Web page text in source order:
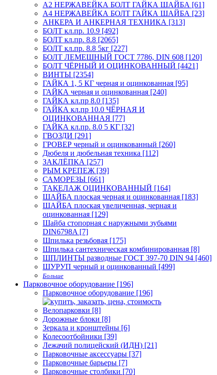
А2 НЕРЖАВЕЙКА БОЛТ ГАЙКА ШАЙБА [61]
А4 НЕРЖАВЕЙКА БОЛТ ГАЙКА ШАЙБА [23]
АНКЕРА И АНКЕРНАЯ ТЕХНИКА [313]
БОЛТ кл.пр. 10.9 [492]
БОЛТ кл.пр. 8.8 [2065]
БОЛТ кл.пр. 8.8 5кг [227]
БОЛТ ЛЕМЕШНЫЙ ГОСТ 7786, DIN 608 [120]
БОЛТ ЧЁРНЫЙ И ОЦИНКОВАННЫЙ [4421]
ВИНТЫ [2354]
ГАЙКА 1, 5 КГ черная и оцинкованная [95]
ГАЙКА черная и оцинкованная [240]
ГАЙКА кл.пр 8.0 [135]
ГАЙКА кл.пр 10.0 ЧЁРНАЯ И
ОЦИНКОВАННАЯ [77]
ГАЙКА кл.пр. 8.0 5 КГ [32]
ГВОЗДИ [291]
ГРОВЕР черный и оцинкованный [260]
Дюбеля и дюбельная техника [112]
ЗАКЛЁПКА [257]
РЫМ КРЕПЕЖ [39]
САМОРЕЗЫ [661]
ТАКЕЛАЖ ОЦИНКОВАННЫЙ [164]
ШАЙБА плоская черная и оцинкованная [183]
ШАЙБА плоская увеличенная, черная и
оцинкованная [129]
Шайба стопорная с наружными зубьями
DIN6798A [7]
Шпилька резьбовая [175]
Шпилька сантехническая комбинированная [8]
ШПЛИНТЫ разводные ГОСТ 397-70 DIN 94 [460]
ШУРУП черный и оцинкованный [499]
Больше
Парковочное оборудование [196]
Парковочное оборудование [196]
Велопарковки [8]
Дорожные блоки [8]
Зеркала и кронштейны [6]
Колесоотбойники [39]
Лежачий полицейский (ИДН) [21]
Парковочные аксессуары [37]
Парковочные барьеры [7]
Парковочные столбики [70]